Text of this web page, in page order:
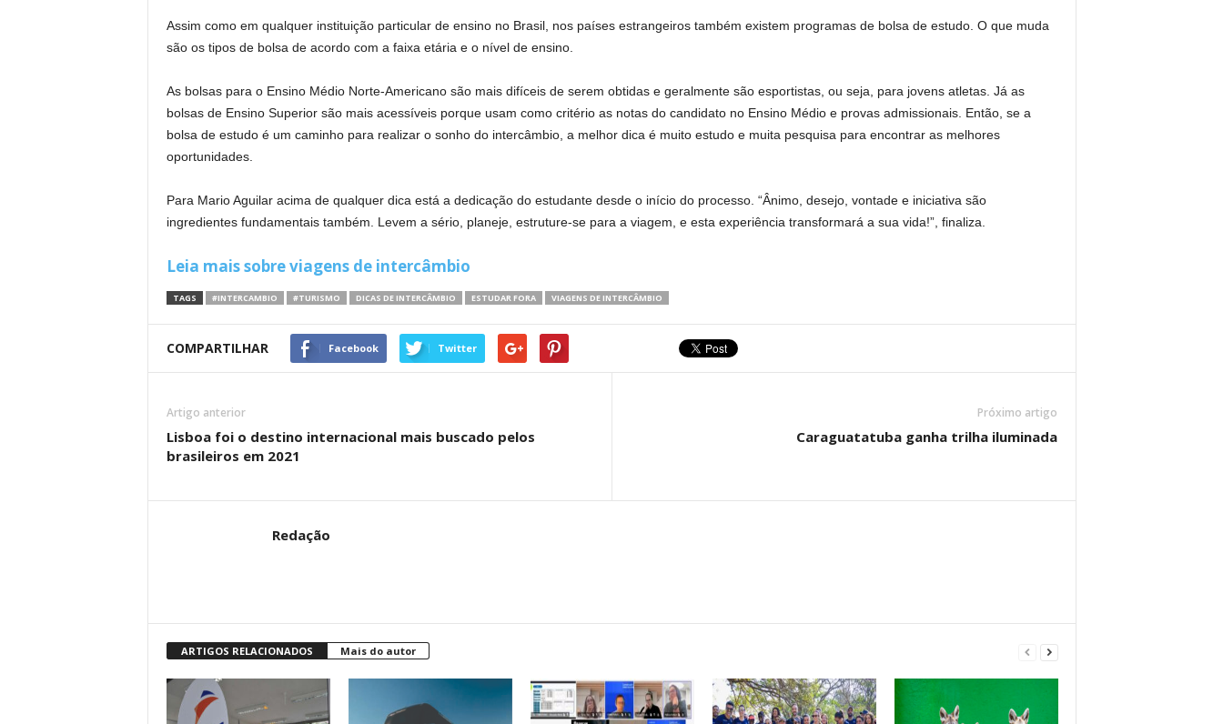
Assim como em qualquer instituição particular de ensino no Brasil, nos países estrangeiros também existem programas de bolsa de estudo. O que muda
são os tipos de bolsa de acordo com a faixa etária e o nível de ensino.
As bolsas para o Ensino Médio Norte-Americano são mais difíceis de serem obtidas e geralmente são esportistas, ou seja, para jovens atletas. Já as
bolsas de Ensino Superior são mais acessíveis porque usam como critério as notas do candidato no Ensino Médio e provas admissionais. Então, se a
bolsa de estudo é um caminho para realizar o sonho do intercâmbio, a melhor dica é muito estudo e muita pesquisa para encontrar as melhores
oportunidades.
Para Mario Aguilar acima de qualquer dica está a dedicação do estudante desde o início do processo. “Ânimo, desejo, vontade e iniciativa são
ingredientes fundamentais também. Levem a sério, planeje, estruture-se para a viagem, e esta experiência transformará a sua vida!”, finaliza.
Leia mais sobre viagens de intercâmbio
TAGS #INTERCAMBIO #TURISMO DICAS DE INTERCÂMBIO ESTUDAR FORA VIAGENS DE INTERCÂMBIO
COMPARTILHAR Facebook Twitter
Artigo anterior
Lisboa foi o destino internacional mais buscado pelos
brasileiros em 2021
Próximo artigo
Caraguatatuba ganha trilha iluminada
Redação
ARTIGOS RELACIONADOS Mais do autor